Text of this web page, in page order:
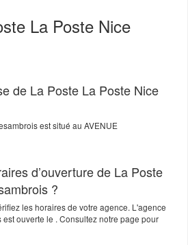
La Poste Nice
de La Poste La Poste Nice
est situé au AVENUE
d’ouverture de La Poste
?
les horaires de votre agence. L'agence
ouverte le . Consultez notre page pour